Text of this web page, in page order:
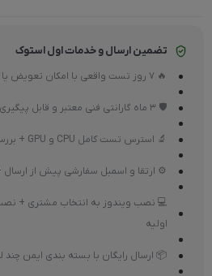
تضمین ارسال و خدمات اول استوک
🔥 7 روز تست واقعی با امکان تعویض یا ارتقا مدل
🛡 3 ماه گارانتی فنی معتبر و قابل پیگیری
🔬 استرس تست کامل CPU و GPU + بررسی سلامت SSD و باتری
⚙ ارتقا و اسمبل سفارشی پیش از
💻 نصب ویندوز به انتخاب مشتری + نصب
اولیه
📦 ارسال رایگان با بسته بندی ایمن چند